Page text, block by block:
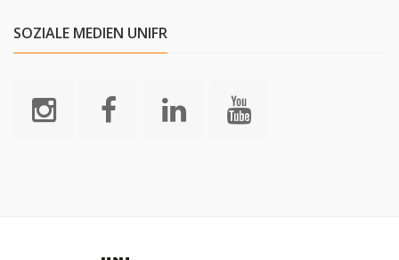
SOZIALE MEDIEN UNIFR